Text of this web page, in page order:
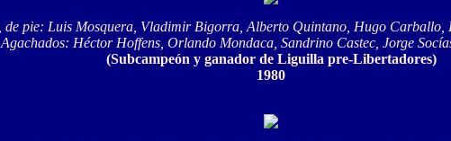
, de pie: Luis Mosquera, Vladimir Bigorra, Alberto Quintano, Hugo Carballo,
Agachados: Héctor Hoffens, Orlando Mondaca, Sandrino Castec, Jorge
(Subcampeón y ganador de Liguilla pre-Libertadores)
1980